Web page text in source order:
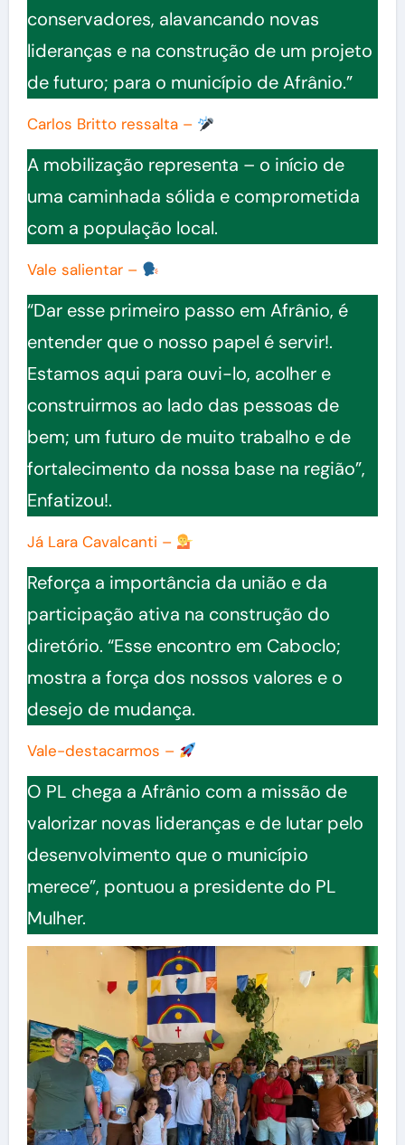
conservadores, alavancando novas
lideranças e na construção de um projeto
de futuro; para o município de Afrânio.”
Carlos Britto ressalta –
A mobilização representa – o início de
uma caminhada sólida e comprometida
com a população local.
Vale salientar –
“Dar esse primeiro passo em Afrânio, é
entender que o nosso papel é servir!.
Estamos aqui para ouvi-lo, acolher e
construirmos ao lado das pessoas de
bem; um futuro de muito trabalho e de
fortalecimento da nossa base na região”,
Enfatizou!.
Já Lara Cavalcanti –
Reforça a importância da união e da
participação ativa na construção do
diretório. “Esse encontro em Caboclo;
mostra a força dos nossos valores e o
desejo de mudança.
Vale-destacarmos –
O PL chega a Afrânio com a missão de
valorizar novas lideranças e de lutar pelo
desenvolvimento que o município
merece”, pontuou a presidente do PL
Mulher.